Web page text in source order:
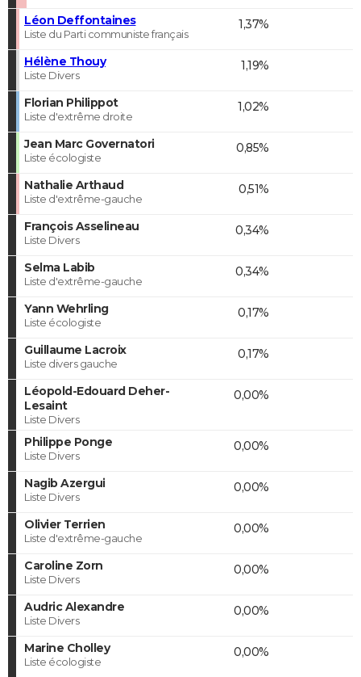
Léon Deffontaines
Liste du Parti communiste français
1,37%
Hélène Thouy
Liste Divers
1,19%
Florian Philippot
Liste d'extrême droite
1,02%
Jean Marc Governatori
Liste écologiste
0,85%
Nathalie Arthaud
Liste d'extrême-gauche
0,51%
François Asselineau
Liste Divers
0,34%
Selma Labib
Liste d'extrême-gauche
0,34%
Yann Wehrling
Liste écologiste
0,17%
Guillaume Lacroix
Liste divers gauche
0,17%
Léopold-Edouard Deher-
Lesaint
Liste Divers
0,00%
Philippe Ponge
Liste Divers
0,00%
Nagib Azergui
Liste Divers
0,00%
Olivier Terrien
Liste d'extrême-gauche
0,00%
Caroline Zorn
Liste Divers
0,00%
Audric Alexandre
Liste Divers
0,00%
Marine Cholley
Liste écologiste
0,00%